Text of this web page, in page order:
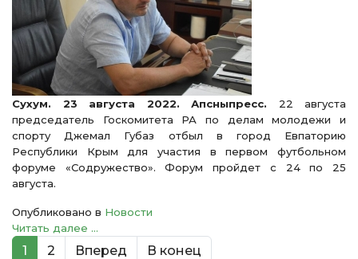
Сухум. 23 августа 2022. Апсныпресс. 22 августа
председатель Госкомитета РА по делам молодежи и
спорту Джемал Губаз отбыл в город Евпаторию
Республики Крым для участия в первом футбольном
форуме «Содружество». Форум пройдет с 24 по 25
августа.
Опубликовано в Новости
Читать далее ...
1 2 Вперед В конец